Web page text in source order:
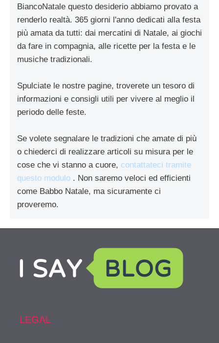
BiancoNatale questo desiderio abbiamo provato a
renderlo realtà. 365 giorni l'anno dedicati alla festa
più amata da tutti: dai mercatini di Natale, ai giochi
da fare in compagnia, alle ricette per la festa e le
musiche tradizionali.
Spulciate le nostre pagine, troverete un tesoro di
informazioni e consigli utili per vivere al meglio il
periodo delle feste.
Se volete segnalare le tradizioni che amate di più
o chiederci di realizzare articoli su misura per le
cose che vi stanno a cuore, contattateci tramite
questo modulo . Non saremo veloci ed efficienti
come Babbo Natale, ma sicuramente ci
proveremo.
LEGAL